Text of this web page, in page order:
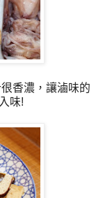
香濃，讓滷味的
味!